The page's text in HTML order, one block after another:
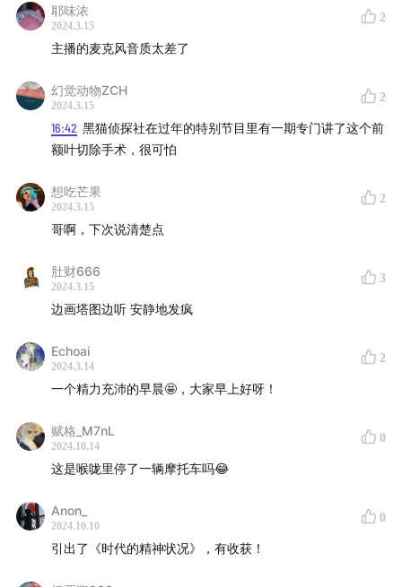
古典哲学创始人，其学说深深影响近代西方哲学，并开启
了德国古典哲学和康德主义等诸多流派。
汉娜·阿伦特（1906-1975）：德国犹太人，20世纪思想
家、政治理论家之一。著有《极权主义的起源》。
让-保罗·萨特（1905-1980）：法国20世纪最重要的哲学
家之一，法国无神论存在主义的主要代表人物，西方社会
主义最积极的倡导者之一，一生中拒绝接受任何奖项，包
括1964年的诺贝尔文学奖。
作品
《普通精神病理学》《时代的精神状况》《论历史的起源
与目标》 [德] 卡尔·雅斯贝尔斯
《黑暗时代的人们》 [德] 汉娜·阿伦特
电影
《心灵捕手》
《飞越疯人院》
《美丽心灵》
Neuralink：是一家由埃隆·马斯克创立的公司，成立于
2016年，研究对象为脑机接口技术。脑机接口就是将极小
耶味浓
2024.3.15
2
主播的麦克风音质太差了
幻觉动物ZCH
2024.3.15
2
16:42 黑猫侦探社在过年的特别节目里有一期专门讲了这个前
额叶切除手术，很可怕
想吃芒果
2024.3.15
2
哥啊，下次说清楚点
肚财666
2024.3.15
3
边画塔图边听 安静地发疯
Echoai
2024.3.14
2
一个精力充沛的早晨🤩，大家早上好呀！
赋格_M7nL
2024.10.14
0
这是喉咙里停了一辆摩托车吗😂
Anon_
2024.10.10
0
引出了《时代的精神状况》，有收获！